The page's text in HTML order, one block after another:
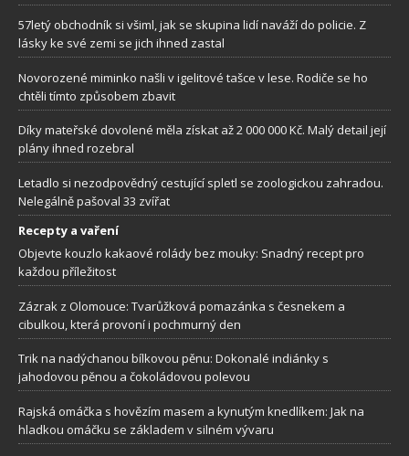
57letý obchodník si všiml, jak se skupina lidí naváží do policie. Z
lásky ke své zemi se jich ihned zastal
Novorozené miminko našli v igelitové tašce v lese. Rodiče se ho
chtěli tímto způsobem zbavit
Díky mateřské dovolené měla získat až 2 000 000 Kč. Malý detail její
plány ihned rozebral
Letadlo si nezodpovědný cestující spletl se zoologickou zahradou.
Nelegálně pašoval 33 zvířat
Recepty a vaření
Objevte kouzlo kakaové rolády bez mouky: Snadný recept pro
každou příležitost
Zázrak z Olomouce: Tvarůžková pomazánka s česnekem a
cibulkou, která provoní i pochmurný den
Trik na nadýchanou bílkovou pěnu: Dokonalé indiánky s
jahodovou pěnou a čokoládovou polevou
Rajská omáčka s hovězím masem a kynutým knedlíkem: Jak na
hladkou omáčku se základem v silném vývaru